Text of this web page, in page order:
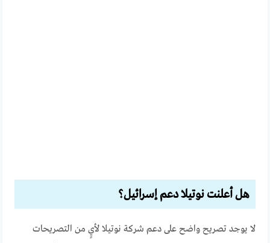
هل أعلنت نوتيلا دعم إسرائيل؟
لا يوجد تصريح واضح على دعم شركة نوتيلا لأيٍ من التصريحات